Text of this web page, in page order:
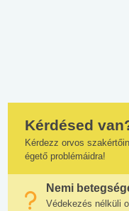
Kérdésed
Kérdezz orvos
égető problémáidra!
Nemi
Védekezés nélküli